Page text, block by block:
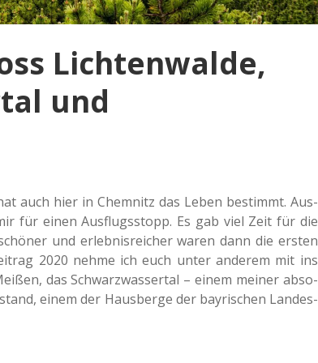
Lichtenwalde,
und
auch hier in Chem­nitz das Leben bestimmt. Aus­
für einen Aus­flugs­stopp. Es gab viel Zeit für die
und erleb­nis­rei­cher waren dann die ersten
2020 nehme ich euch unter ande­rem mit ins
das Schwarz­was­ser­tal – einem meiner abso­
einem der Haus­ber­ge der bay­ri­schen Lan­des­